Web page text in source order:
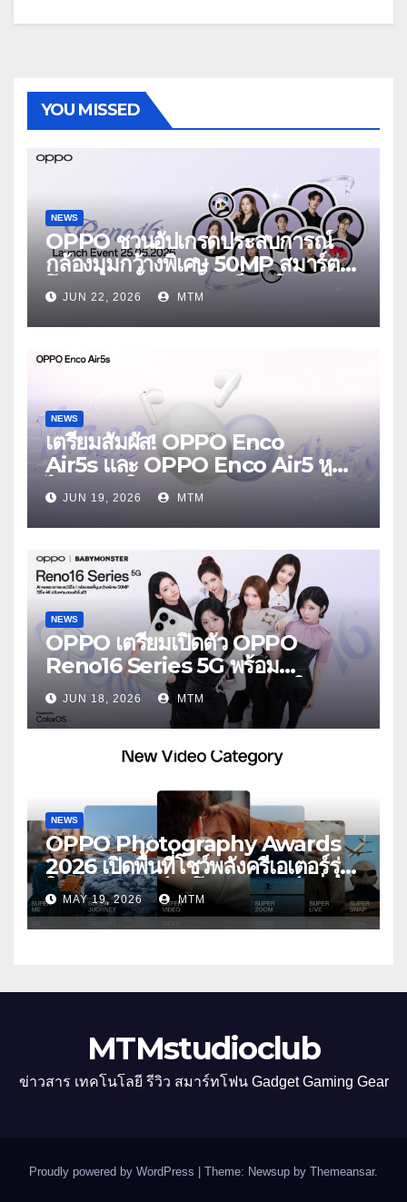
YOU MISSED
NEWS
OPPO ชวนอัปเกรดประสบการณ์
กล้องมุมกว้างพิเศษ 50MP สมาร์ต
โฟนเพื่อนซี้ เทรนดี้ทุกช็อต ใน
งาน OPPO Reno16 Series 5G
Launch Event 25 มิถุนายนนี้
JUN 22, 2026 MTM
NEWS
เตรียมสัมผัส! OPPO Enco
Air5s และ OPPO Enco Air5 หูฟัง
ไร้สายรุ่นใหม่ล่าสุด มาพร้อมระบบ
ตัดเสียงรบกวน เบาสบายเหมือนไม่ได้
ใส่
JUN 19, 2026 MTM
NEWS
OPPO เตรียมเปิดตัว OPPO
Reno16 Series 5G พร้อม
ประกาศ BABYMONSTER ใน
ฐานะ Reno Girls ชวนสัมผัส
ประสบการณ์ถ่ายภาพมุมกว้างพิเศษที่
อัปเกรดไปอีกขั้น กับ 4 สี 4 เทรนดี้
JUN 18, 2026 MTM
NEWS
OPPO Photography Awards
2026 เปิดพื้นที่โชว์พลังครีเอเตอร์รุ่น
ใหม่ รับเทรนด์วิดีโอคอนเทนต์ เพิ่ม
หมวด “Super Video” ครั้งแรก
MAY 19, 2026 MTM
MTMstudioclub
ข่าวสาร เทคโนโลยี รีวิว สมาร์ทโฟน Gadget Gaming Gear
Proudly powered by WordPress | Theme: Newsup by Themeansar.